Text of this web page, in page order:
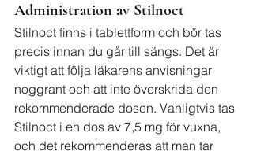
Administration av Stilnoct
Stilnoct finns i tablettform och bör tas
precis innan du går till sängs. Det är
viktigt att följa läkarens anvisningar
noggrant och att inte överskrida den
rekommenderade dosen. Vanligtvis tas
Stilnoct i en dos av 7,5 mg för vuxna,
och det rekommenderas att man tar